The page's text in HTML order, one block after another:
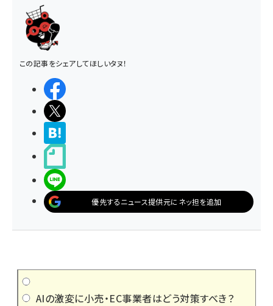
この記事をシェアしてほしいタヌ！
優先するニュース提供元にネッ担を追加
AIの激変に小売・EC事業者はどう対策すべき？